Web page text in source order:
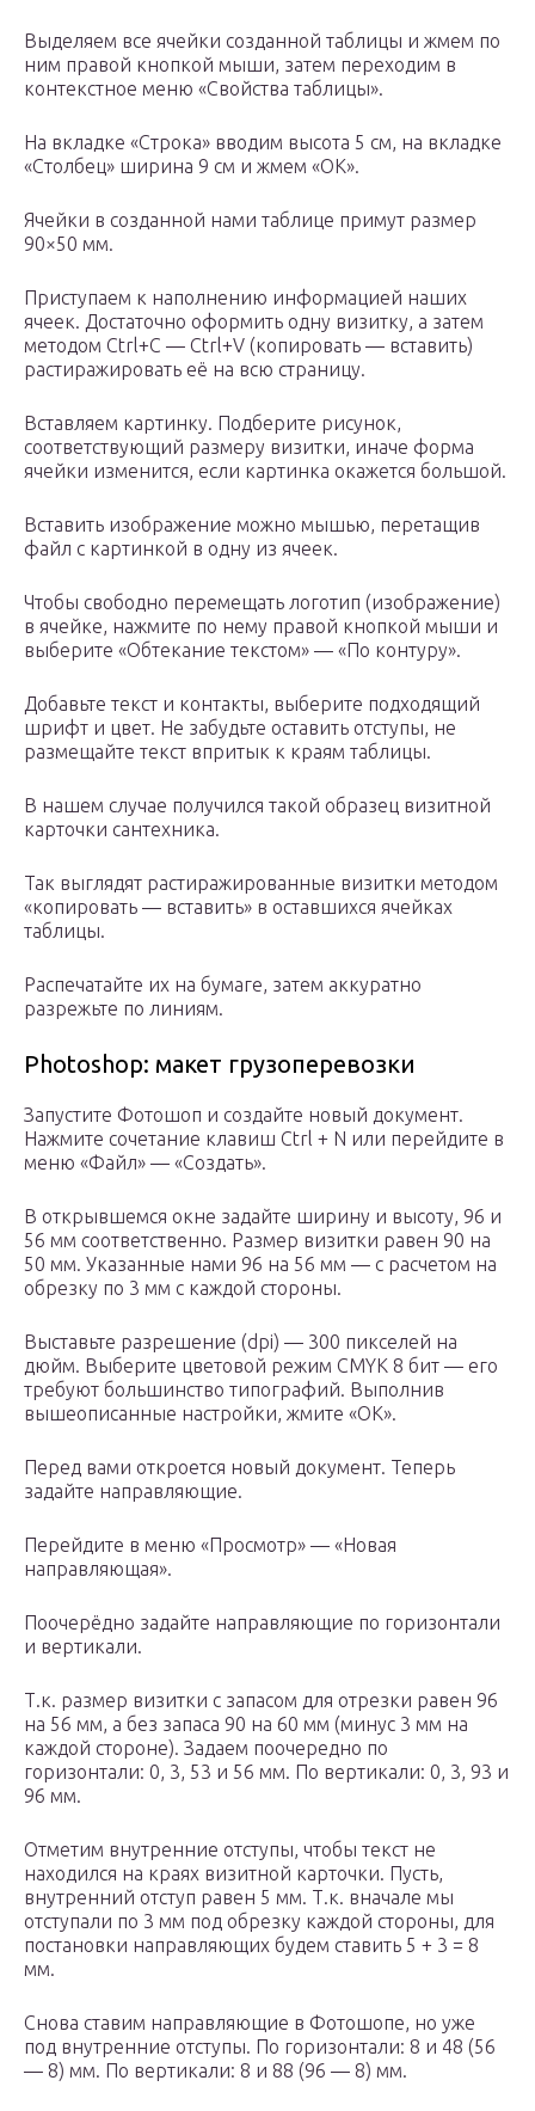
Выделяем все ячейки созданной таблицы и жмем по
ним правой кнопкой мыши, затем переходим в
контекстное меню «Свойства таблицы».
На вкладке «Строка» вводим высота 5 см, на вкладке
«Столбец» ширина 9 см и жмем «OK».
Ячейки в созданной нами таблице примут размер
90×50 мм.
Приступаем к наполнению информацией наших
ячеек. Достаточно оформить одну визитку, а затем
методом Ctrl+C — Ctrl+V (копировать — вставить)
растиражировать её на всю страницу.
Вставляем картинку. Подберите рисунок,
соответствующий размеру визитки, иначе форма
ячейки изменится, если картинка окажется большой.
Вставить изображение можно мышью, перетащив
файл с картинкой в одну из ячеек.
Чтобы свободно перемещать логотип (изображение)
в ячейке, нажмите по нему правой кнопкой мыши и
выберите «Обтекание текстом» — «По контуру».
Добавьте текст и контакты, выберите подходящий
шрифт и цвет. Не забудьте оставить отступы, не
размещайте текст впритык к краям таблицы.
В нашем случае получился такой образец визитной
карточки сантехника.
Так выглядят растиражированные визитки методом
«копировать — вставить» в оставшихся ячейках
таблицы.
Распечатайте их на бумаге, затем аккуратно
разрежьте по линиям.
Photoshop: макет грузоперевозки
Запустите Фотошоп и создайте новый документ.
Нажмите сочетание клавиш Ctrl + N или перейдите в
меню «Файл» — «Создать».
В открывшемся окне задайте ширину и высоту, 96 и
56 мм соответственно. Размер визитки равен 90 на
50 мм. Указанные нами 96 на 56 мм — с расчетом на
обрезку по 3 мм с каждой стороны.
Выставьте разрешение (dpi) — 300 пикселей на
дюйм. Выберите цветовой режим CMYK 8 бит — его
требуют большинство типографий. Выполнив
вышеописанные настройки, жмите «OK».
Перед вами откроется новый документ. Теперь
задайте направляющие.
Перейдите в меню «Просмотр» — «Новая
направляющая».
Поочерёдно задайте направляющие по горизонтали
и вертикали.
Т.к. размер визитки с запасом для отрезки равен 96
на 56 мм, а без запаса 90 на 60 мм (минус 3 мм на
каждой стороне). Задаем поочередно по
горизонтали: 0, 3, 53 и 56 мм. По вертикали: 0, 3, 93 и
96 мм.
Отметим внутренние отступы, чтобы текст не
находился на краях визитной карточки. Пусть,
внутренний отступ равен 5 мм. Т.к. вначале мы
отступали по 3 мм под обрезку каждой стороны, для
постановки направляющих будем ставить 5 + 3 = 8
мм.
Снова ставим направляющие в Фотошопе, но уже
под внутренние отступы. По горизонтали: 8 и 48 (56
— 8) мм. По вертикали: 8 и 88 (96 — 8) мм.